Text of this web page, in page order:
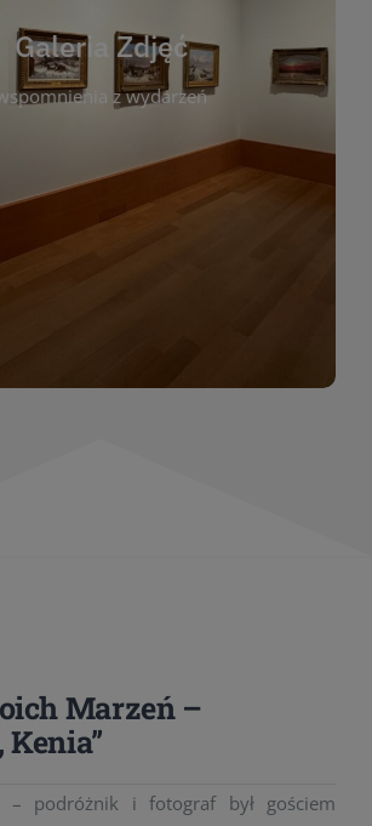
Galeria Zdjęć
z wydarzeń
zobaczyć, jak żyje nasza biblioteka
Zdjęcia dokumentują zarówno
chwile, jak i codzienne aktywności
Regularnie dodajemy nowe galerie,
mógł powrócić do wyjątkowych
Zapraszamy do obejrzenia,
i inspirowania się!
Marzeń –
– podróżnik i fotograf był gościem